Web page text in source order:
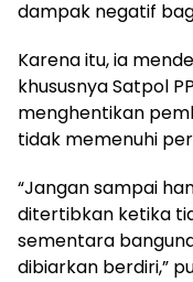
dampak negatif
Karena itu, ia
khususnya Satpol
menghentikan
tidak memenuhi
“Jangan sampai
ditertibkan ketika
sementara
dibiarkan berdiri,”